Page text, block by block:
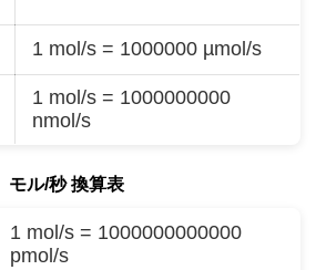
1 mol/s = 1000000 µmol/s
1 mol/s = 1000000000
nmol/s
モル/秒 換算表
1 mol/s = 1000000000000
pmol/s